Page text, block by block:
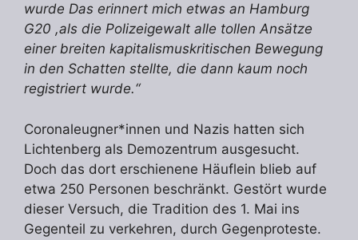
wurde Das erinnert mich etwas an Hamburg
G20 ,als die Polizeigewalt alle tollen Ansätze
einer breiten kapitalismuskritischen Bewegung
in den Schatten stellte, die dann kaum noch
registriert wurde.“
Coronaleugner*innen und Nazis hatten sich
Lichtenberg als Demozentrum ausgesucht.
Doch das dort erschienene Häuflein blieb auf
etwa 250 Personen beschränkt. Gestört wurde
dieser Versuch, die Tradition des 1. Mai ins
Gegenteil zu verkehren, durch Gegenproteste.